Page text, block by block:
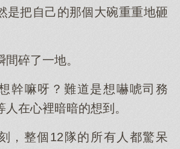
是把自己的那個大碗重重地砸
間碎了一地。
幹嘛呀？難道是想嚇唬司務
在心裡暗暗的想到。
，整個12隊的所有人都驚呆